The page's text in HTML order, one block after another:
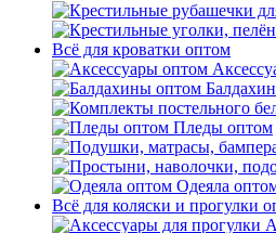
Всё для кроватки оптом
Пледы оптом
Одеяла
Всё для коляски и прогулки